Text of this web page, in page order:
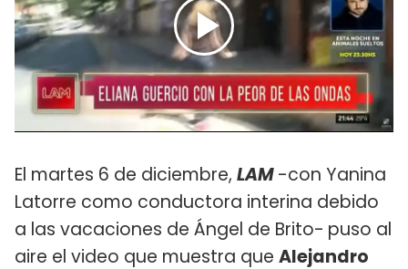
El martes 6 de diciembre, LAM-con Yanina
Latorre como conductora interina debido
a las vacaciones de Ángel de Brito- puso al
aire el video que muestra que Alejandro